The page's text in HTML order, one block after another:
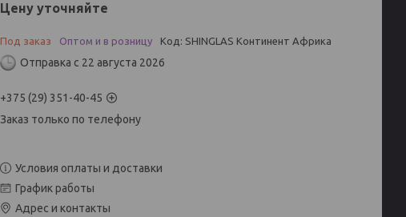
Цену уточняйте
Под заказ Оптом и в розницу Код: SHINGLAS Континент Африка
Отправка с 22 августа 2026
+375 (29) 351-40-45
Заказ только по телефону
Условия оплаты и доставки
График работы
Адрес и контакты